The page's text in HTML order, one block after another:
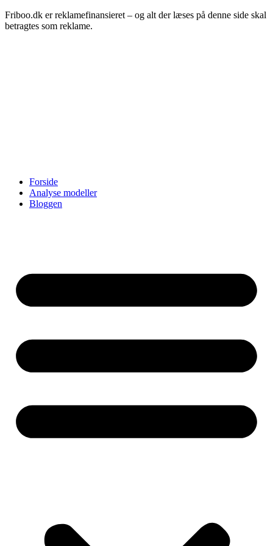
Friboo.dk er reklamefinansieret – og alt der læses på denne side skal
betragtes som reklame.
Forside
Analyse modeller
Bloggen